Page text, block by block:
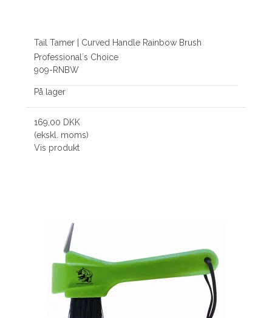
Tail Tamer | Curved Handle Rainbow Brush
Professional´s Choice
909-RNBW
På lager
169,00 DKK
(ekskl. moms)
Vis produkt